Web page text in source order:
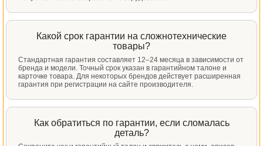
Какой срок гарантии на сложнотехнические
товары?
Стандартная гарантия составляет 12–24 месяца в зависимости от
бренда и модели. Точный срок указан в гарантийном талоне и
карточке товара. Для некоторых брендов действует расширенная
гарантия при регистрации на сайте производителя.
Как обратиться по гарантии, если сломалась
деталь?